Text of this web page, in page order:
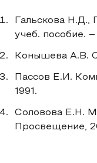
Гальскова
учеб. пособие.
Конышева А.В.
Пассов Е.И.
1991.
Соловова Е.Н.
Просвещение,